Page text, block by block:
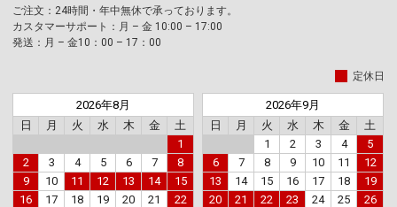
ご注文：24時間・年中無休で承っております。
カスタマーサポート：月 – 金 10:00 – 17:00
発送：月 – 金10：00 – 17：00
定休日
2026年8月
日
月 火 水 木 金
土
1
2
3 4 5 6 7
8
9
10 11 12 13 14
15
16
17 18 19 20 21
22
2026年9月
日
月 火 水 木 金
土
1
2 3 4
5
6
7 8 9 10 11
12
13
14 15 16 17 18
19
20
21 22 23 24 25
26